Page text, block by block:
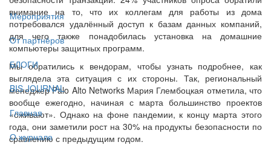
Мероприятия
От партнёров
БЛОГИ
BIS JOURNAL
Главная
О журнале
внимание на то, что их коллегам для работы из дома
потребовался удалённый доступ к базам данных компаний,
для чего также понадобилась установка на домашние
компьютеры защитных программ.
Мы обратились к вендорам, чтобы узнать подробнее, как
выглядела эта ситуация с их стороны. Так, региональный
менеджер Palo Alto Networks Мария Глембоцкая отметила, что
вообще ежегодно, начиная с марта большинство проектов
«оживают». Однако на фоне пандемии, к концу марта этого
года, они заметили рост на 30% на продукты безопасности по
сравнению с предыдущим годом.